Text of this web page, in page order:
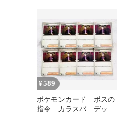
¥589
ポケモンカード ボスの
指令 カラスバ デッキ